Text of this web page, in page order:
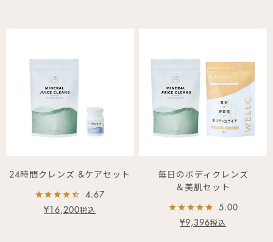
24時間クレンズ &ケアセット
4.67
¥ 16,200税込
毎日のボディクレンズ
＆美肌セット
5.00
¥9,396税込